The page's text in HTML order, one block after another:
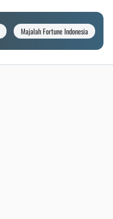
Majalah Fortune Indonesia